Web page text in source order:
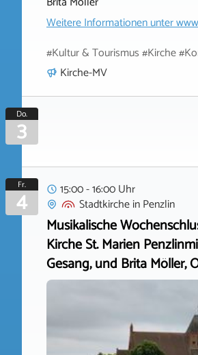
Weitere Informationen unter
#Kultur & Tourismus #Kirche
Kirche-MV
Do.
3
Fr.
4
15:00 - 16:00 Uhr
StadtkircheinPenzlin
Musikalische
Kirche St. Marien
Gesang, und Brita Möller,